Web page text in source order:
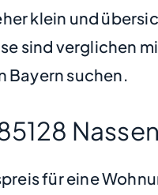
klein und
sind verglichen
Bayern suchen.
für eine